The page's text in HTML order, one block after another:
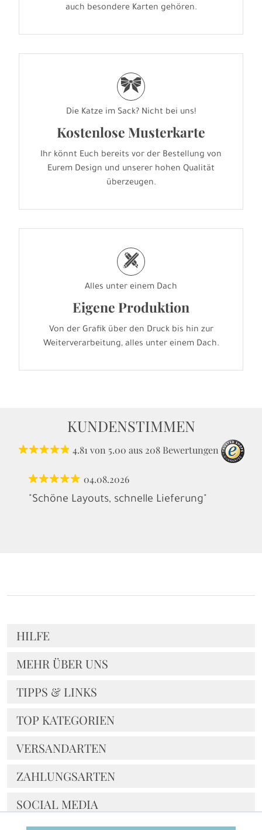
auch besondere Karten gehören.
r
Die Katze im Sack? Nicht bei uns!
Kostenlose Musterkarte
Ihr könnt Euch bereits vor der Bestellung von
Eurem Design und unserer hohen Qualität
überzeugen.
h
Alles unter einem Dach
Eigene Produktion
Von der Grafik über den Druck bis hin zur
Weiterverarbeitung, alles unter einem Dach.
KUNDENSTIMMEN
4.81von 5.00 aus 208 Bewertungen
04.08.2026
"Schöne Layouts, schnelle Lieferung"
HILFE
MEHR ÜBER UNS
TIPPS & LINKS
TOP KATEGORIEN
VERSANDARTEN
ZAHLUNGSARTEN
SOCIAL MEDIA